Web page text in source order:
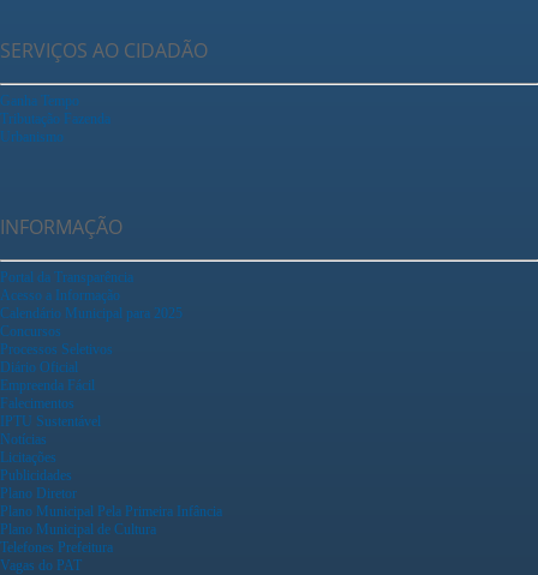
SERVIÇOS AO CIDADÃO
Ganha Tempo
Tributação Fazenda
Urbanismo
INFORMAÇÃO
Portal da Transparência
Acesso a Informação
Calendário Municipal para 2025
Concursos
Processos Seletivos
Diário Oficial
Empreenda Fácil
Falecimentos
IPTU Sustentável
Notícias
Licitações
Publicidades
Plano Diretor
Plano Municipal Pela Primeira Infância
Plano Municipal de Cultura
Telefones Prefeitura
Vagas do PAT